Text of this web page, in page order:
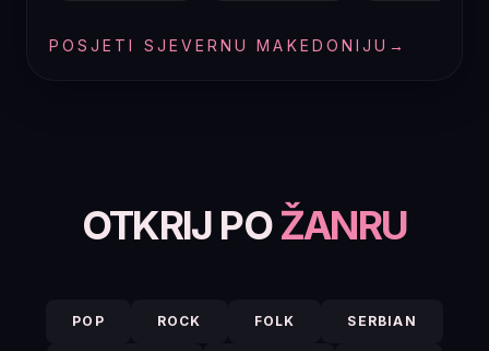
POSJETI SJEVERNU MAKEDONIJU →
OTKRIJ POŽANRU
POP ROCK FOLK SERBIAN